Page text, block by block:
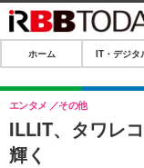
ホーム
IT・デジタル
IT・デジタル
SPEED TEST
ホーム IT・デジタ
ILLIT、タワレ
輝く
エンタメ その他